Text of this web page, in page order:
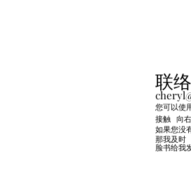
联
您可以使
接触 向右
如果您没
那我及时
脸书给我